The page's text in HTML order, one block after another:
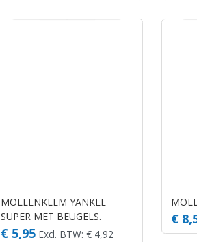
MOLLENKLEM YANKEE
SUPER MET BEUGELS.
€ 5,95 Excl. BTW: € 4,92
€